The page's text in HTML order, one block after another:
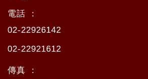
電話 ：
02-22926142
02-22921612
傳真 ：